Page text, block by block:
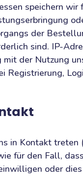
speichern
der
sind. IP-
mit der Nutzung
Registrierung,
in Kontakt treten
für den Fall,
oder